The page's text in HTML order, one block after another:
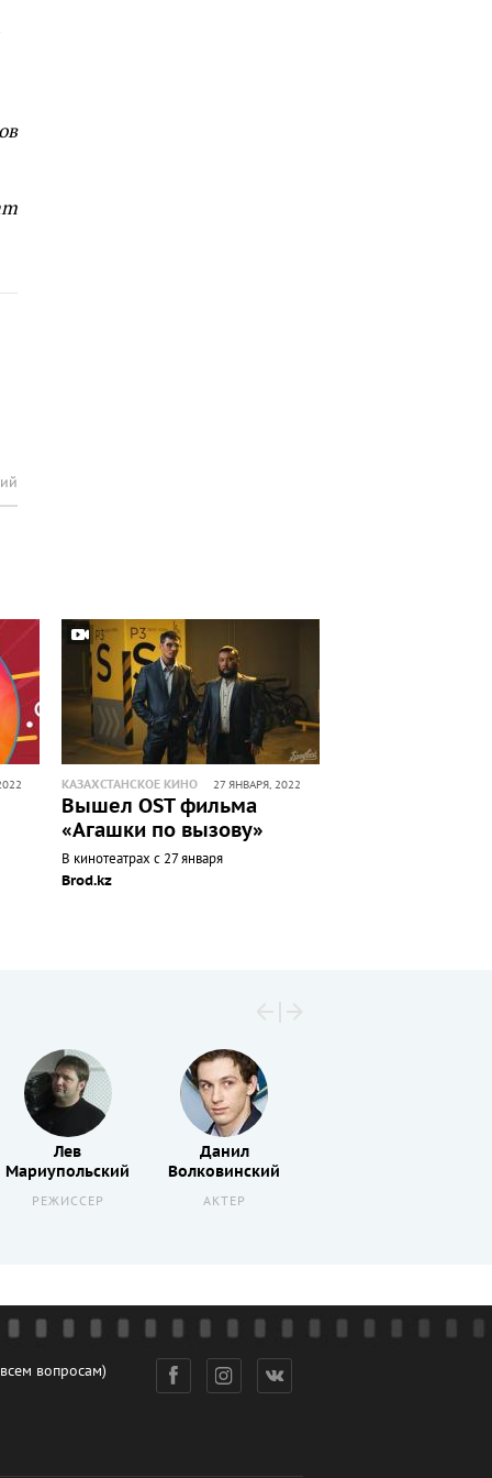
КАЗАХСТАНСКОЕ КИНО 27 ЯНВАРЯ, 2022
Вышел OST фильма
«Агашки по вызову»
В кинотеатрах с 27 января
Brod.kz
Лев
Мариупольский
РЕЖИССЕР
Данил
Волковинский
АКТЕР
вопросам)